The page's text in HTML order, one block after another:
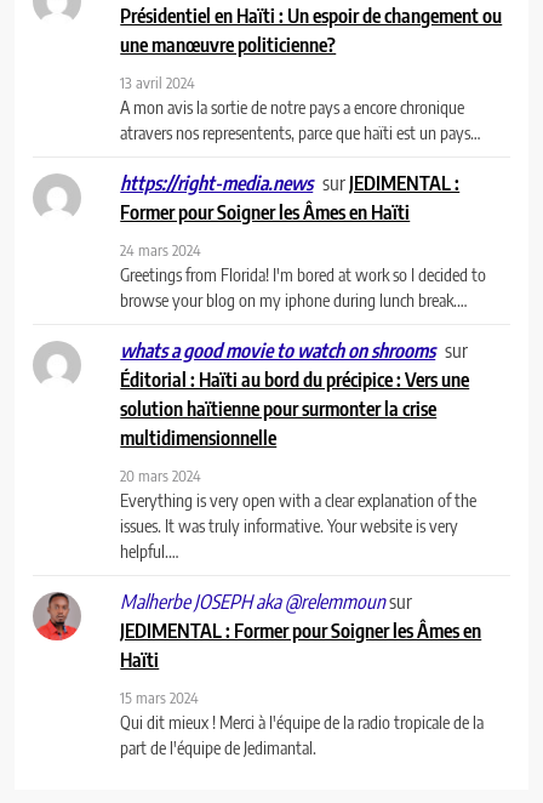
Présidentiel en Haïti : Un espoir de changement ou
une manœuvre politicienne?
13 avril 2024
A mon avis la sortie de notre pays a encore chronique
atravers nos representents, parce que haïti est un pays…
https://right-media.news surJEDIMENTAL :
Former pour Soigner les Âmes en Haïti
24 mars 2024
Greetings from Florida! I'm bored at work so I decided to
browse your blog on my iphone during lunch break.…
whats a good movie to watch on shrooms sur
Éditorial : Haïti au bord du précipice : Vers une
solution haïtienne pour surmonter la crise
multidimensionnelle
20 mars 2024
Everything is very open with a clear explanation of the
issues. It was truly informative. Your website is very
helpful.…
Malherbe JOSEPH aka @relemmounsur
JEDIMENTAL : Former pour Soigner les Âmes en
Haïti
15 mars 2024
Qui dit mieux ! Merci à l'équipe de la radio tropicale de la
part de l'équipe de Jedimantal.